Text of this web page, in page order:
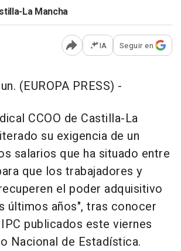
La Mancha
Abrir opciones para
IA Seguir en
(EUROPA PRESS) -
CCOO de Castilla-La
su exigencia de un
salarios que ha situado entre
que los trabajadores y
el poder adquisitivo
últimos años", tras conocer
publicados este viernes
Nacional de Estadística.